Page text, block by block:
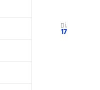
Di.
17